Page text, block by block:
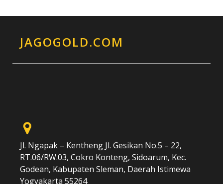
JAGOGOLD.COM
Jl. Ngapak – Kentheng Jl. Gesikan No.5 – 22,
RT.06/RW.03, Cokro Konteng, Sidoarum, Kec.
Godean, Kabupaten Sleman, Daerah Istimewa
Yogyakarta 55264